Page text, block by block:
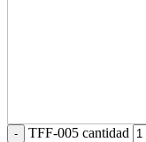
TFF-005 cantidad